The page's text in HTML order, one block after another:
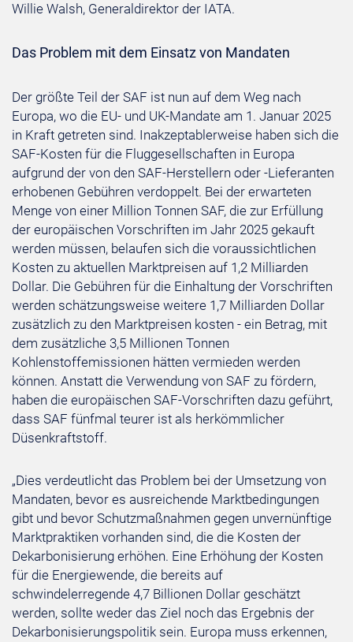
Willie Walsh, Generaldirektor der IATA.
Das Problem mit dem Einsatz von Mandaten
Der größte Teil der SAF ist nun auf dem Weg nach
Europa, wo die EU- und UK-Mandate am 1. Januar 2025
in Kraft getreten sind. Inakzeptablerweise haben sich die
SAF-Kosten für die Fluggesellschaften in Europa
aufgrund der von den SAF-Herstellern oder -Lieferanten
erhobenen Gebühren verdoppelt. Bei der erwarteten
Menge von einer Million Tonnen SAF, die zur Erfüllung
der europäischen Vorschriften im Jahr 2025 gekauft
werden müssen, belaufen sich die voraussichtlichen
Kosten zu aktuellen Marktpreisen auf 1,2 Milliarden
Dollar. Die Gebühren für die Einhaltung der Vorschriften
werden schätzungsweise weitere 1,7 Milliarden Dollar
zusätzlich zu den Marktpreisen kosten - ein Betrag, mit
dem zusätzliche 3,5 Millionen Tonnen
Kohlenstoffemissionen hätten vermieden werden
können. Anstatt die Verwendung von SAF zu fördern,
haben die europäischen SAF-Vorschriften dazu geführt,
dass SAF fünfmal teurer ist als herkömmlicher
Düsenkraftstoff.
„Dies verdeutlicht das Problem bei der Umsetzung von
Mandaten, bevor es ausreichende Marktbedingungen
gibt und bevor Schutzmaßnahmen gegen unvernünftige
Marktpraktiken vorhanden sind, die die Kosten der
Dekarbonisierung erhöhen. Eine Erhöhung der Kosten
für die Energiewende, die bereits auf
schwindelerregende 4,7 Billionen Dollar geschätzt
werden, sollte weder das Ziel noch das Ergebnis der
Dekarbonisierungspolitik sein. Europa muss erkennen,